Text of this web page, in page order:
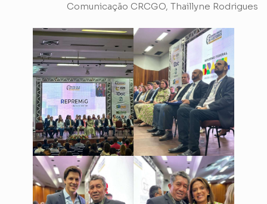
Comunicação CRCGO, Thaillyne Rodrigues